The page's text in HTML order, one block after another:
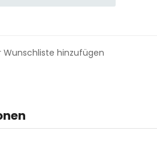
Wunschliste hinzufügen